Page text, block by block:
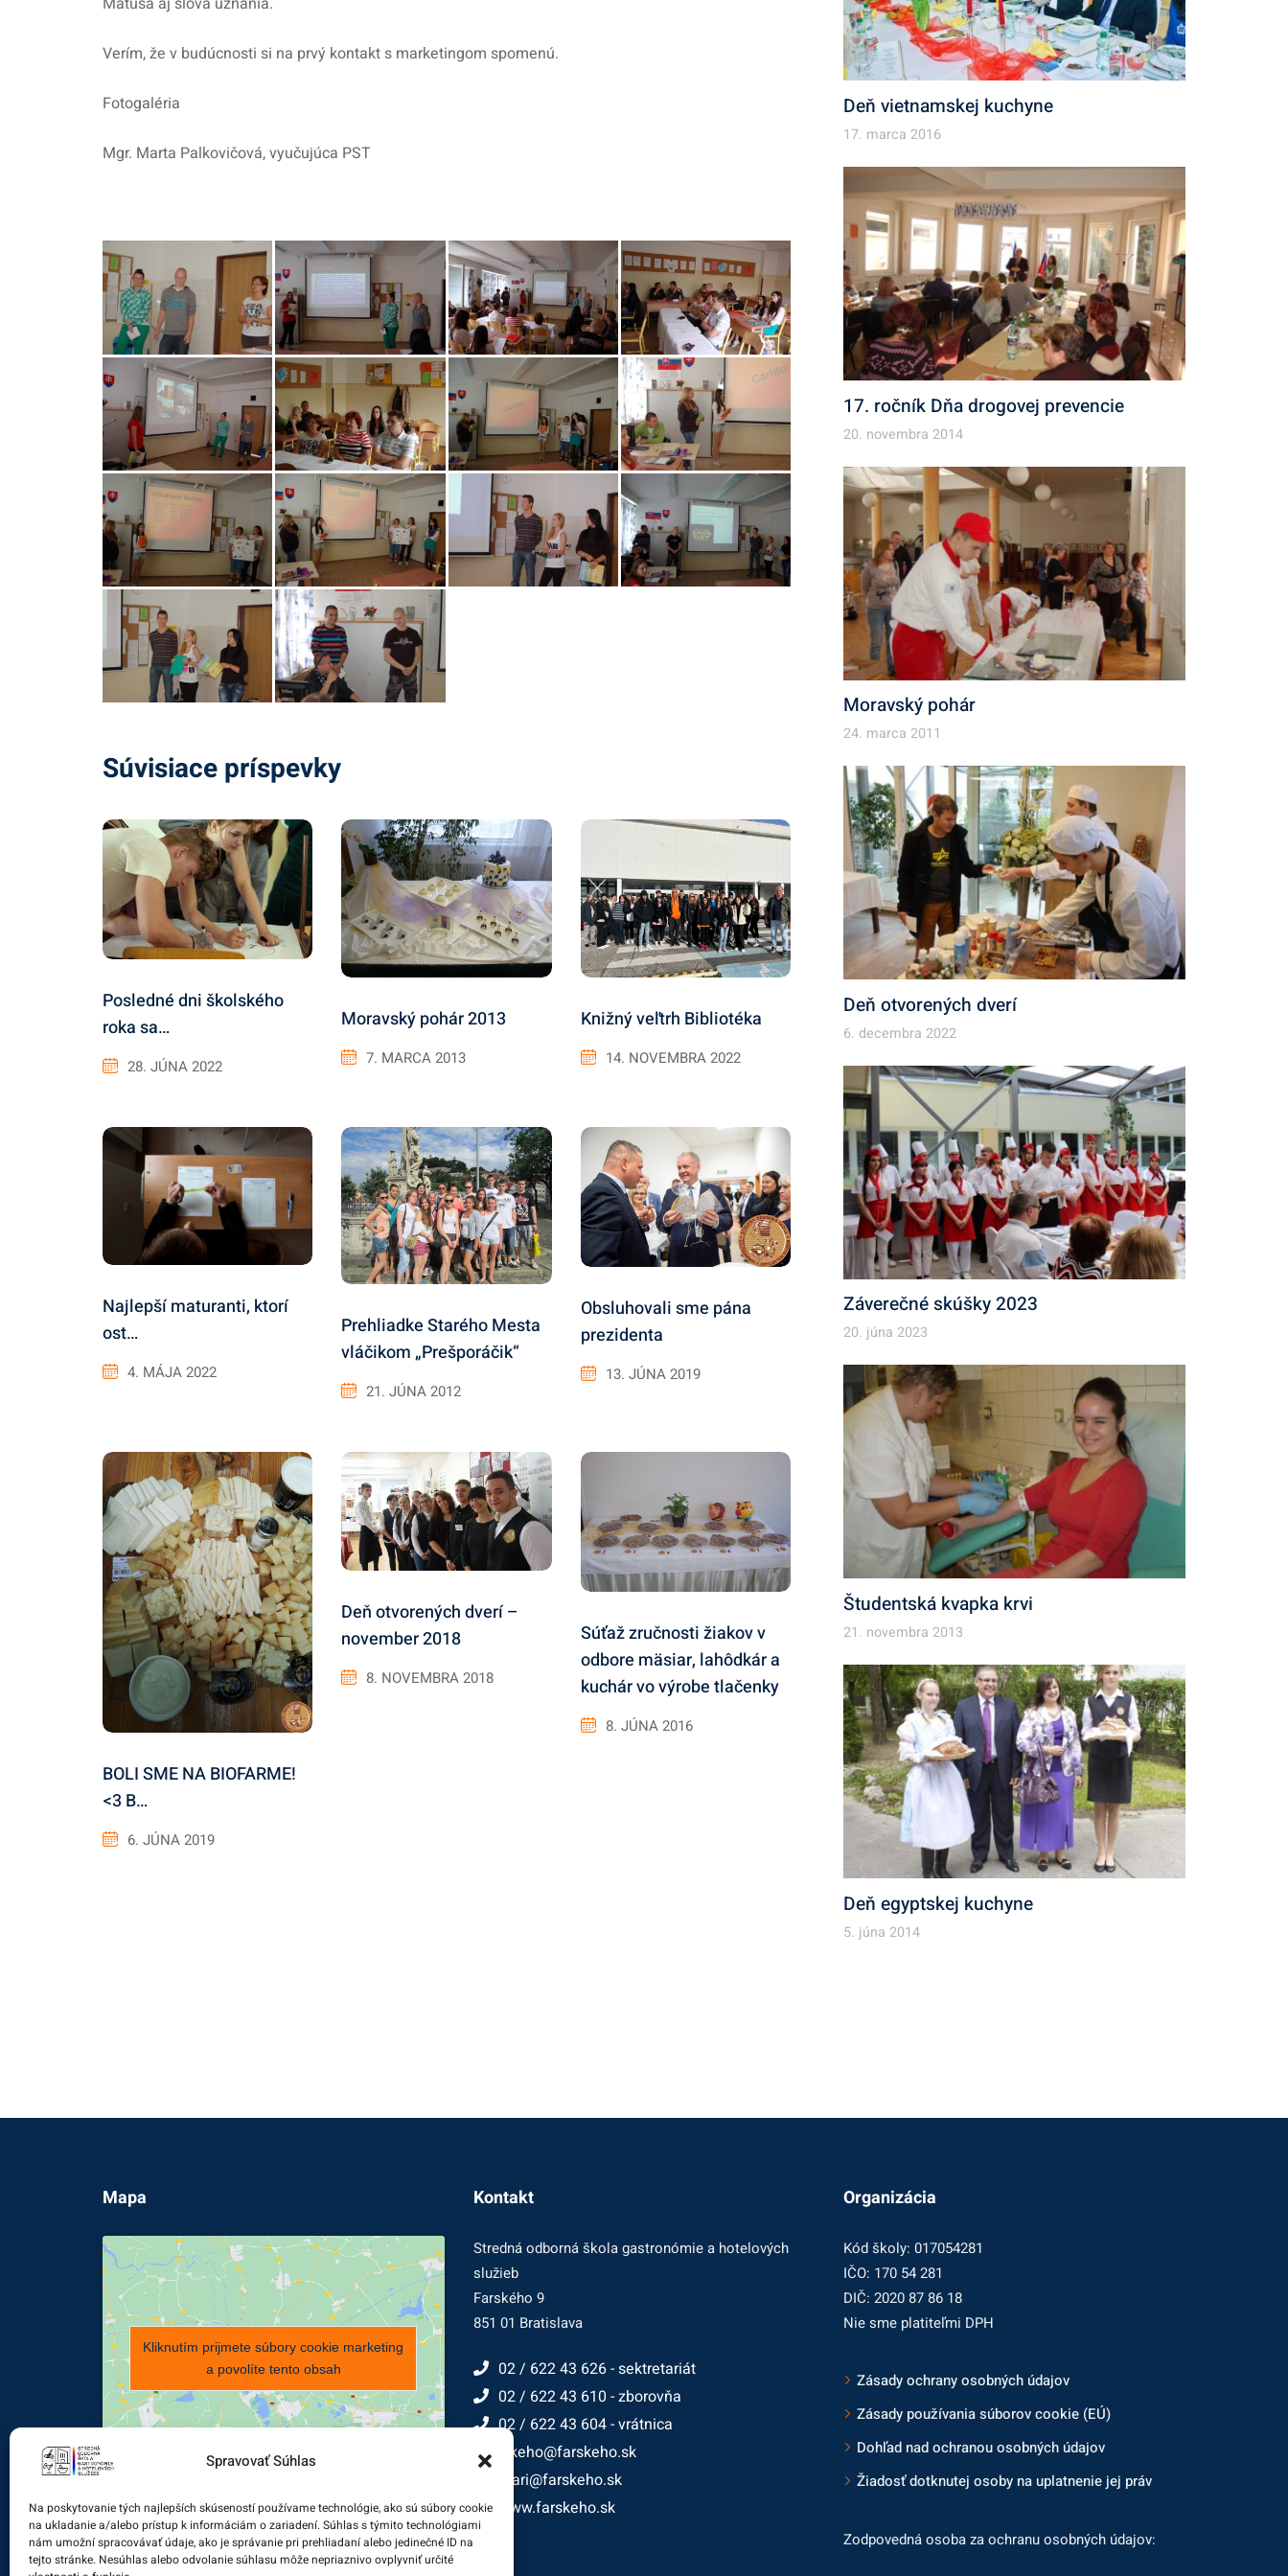
Spravovať Súhlas
Na poskytovanie tých najlepších skúseností používame technológie, ako sú súbory cookie
na ukladanie a/alebo prístup k informáciám o zariadení. Súhlas s týmito technológiami
nám umožní spracovávať údaje, ako je správanie pri prehliadaní alebo jedinečné ID na
tejto stránke. Nesúhlas alebo odvolanie súhlasu môže nepriaznivo ovplyvniť určité
Verím, že v budúcnosti si na prvý kontakt s marketingom spomenú.
Fotogaléria
Mgr. Marta Palkovičová, vyučujúca PST
Súvisiace príspevky
Posledné dni školského
roka sa…
28. JÚNA 2022
Moravský pohár 2013
7. MARCA 2013
Knižný veľtrh Bibliotéka
14. NOVEMBRA 2022
Najlepší maturanti, ktorí
ost…
4. MÁJA 2022
Prehliadke Starého Mesta
vláčikom „Prešporáčik“
21. JÚNA 2012
Obsluhovali sme pána
prezidenta
13. JÚNA 2019
BOLI SME NA BIOFARME!
<3 B…
6. JÚNA 2019
Deň otvorených dverí –
november 2018
8. NOVEMBRA 2018
Súťaž zručnosti žiakov v
odbore mäsiar, lahôdkár a
kuchár vo výrobe tlačenky
8. JÚNA 2016
Deň vietnamskej kuchyne
17. marca 2016
17. ročník Dňa drogovej prevencie
20. novembra 2014
Moravský pohár
24. marca 2011
Deň otvorených dverí
6. decembra 2022
Záverečné skúšky 2023
20. júna 2023
Študentská kvapka krvi
21. novembra 2013
Deň egyptskej kuchyne
5. júna 2014
Mapa
Kliknutím prijmete súbory cookie marketing
a povolíte tento obsah
Kontakt
Stredná odborná škola gastronómie a hotelových
služieb
Farského 9
851 01 Bratislava
02 / 622 43 626 - sektretariát
02 / 622 43 610 - zborovňa
02 / 622 43 604 - vrátnica
farskeho@farskeho.sk
cukrari@farskeho.sk
www.farskeho.sk
Organizácia
Kód školy: 017054281
IČO: 170 54 281
DIČ: 2020 87 86 18
Nie sme platiteľmi DPH
Zásady ochrany osobných údajov
Zásady používania súborov cookie (EÚ)
Dohľad nad ochranou osobných údajov
Žiadosť dotknutej osoby na uplatnenie jej práv
Zodpovedná osoba za ochranu osobných údajov: